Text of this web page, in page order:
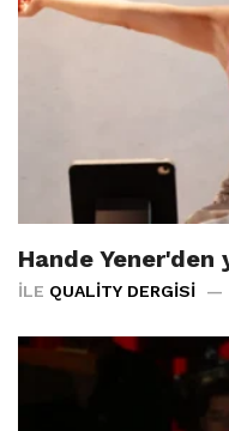
Hande Yener'den
İLE QUALITY DERGISI